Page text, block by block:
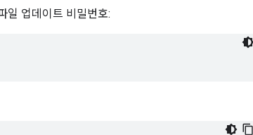
일 업데이트 비밀번호: